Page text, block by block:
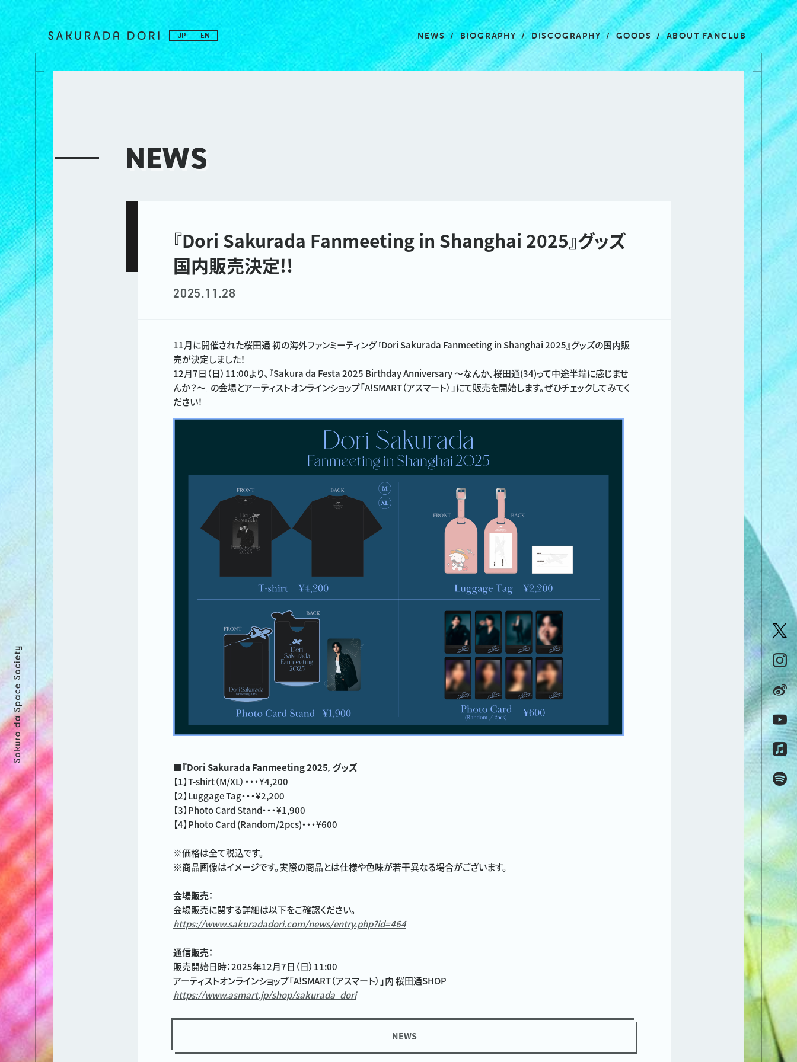
JP EN NEWS BIOGRAPHY DISCOGRAPHY GOODS ABOUT FANCLUB
NEWS
『Dori Sakurada Fanmeeting in Shanghai 2025』グッズ
国内販売決定!!
2025.11.28
11月に開催された桜田通 初の海外ファンミーティング『Dori Sakurada Fanmeeting in Shanghai 2025』グッズの国内販
売が決定しました！
12月7日（日）11:00より、『Sakura da Festa 2025 Birthday Anniversary 〜なんか、桜田通(34)って中途半端に感じませ
んか？〜』の会場とアーティストオンラインショップ「A!SMART（アスマート）」にて販売を開始します。ぜひチェックしてみてく
ださい！
■『Dori Sakurada Fanmeeting 2025』グッズ
【1】T-shirt（M/XL）・・・¥4,200
【2】Luggage Tag・・・¥2,200
【3】Photo Card Stand・・・¥1,900
【4】Photo Card (Random/2pcs)・・・¥600
※価格は全て税込です。
※商品画像はイメージです。実際の商品とは仕様や色味が若干異なる場合がございます。
会場販売：
会場販売に関する詳細は以下をご確認ください。
https://www.sakuradadori.com/news/entry.php?id=464
通信販売：
販売開始日時：2025年12月7日（日）11:00
アーティストオンラインショップ「A!SMART（アスマート）」内 桜田通SHOP
https://www.asmart.jp/shop/sakurada_dori
NEWS